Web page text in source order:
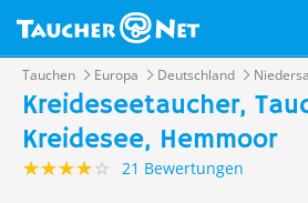
Tauchen Europa Deutschland
Kreideseetaucher,
Kreidesee, Hemmoor
21 Bewertungen